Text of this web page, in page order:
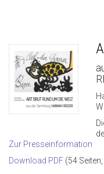
Zur Presseinformation
Download PDF (54